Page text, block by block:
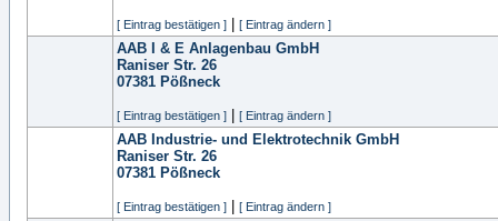
[ Eintrag bestätigen ] [ Eintrag ändern ]
AAB I & E Anlagenbau GmbH
Raniser Str. 26
07381 Pößneck
[ Eintrag bestätigen ] [ Eintrag ändern ]
AAB Industrie- und Elektrotechnik GmbH
Raniser Str. 26
07381 Pößneck
[ Eintrag bestätigen ] [ Eintrag ändern ]